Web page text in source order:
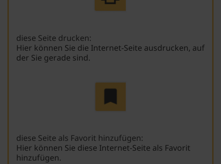
diese Seite drucken:
Hier können Sie die Internet-Seite ausdrucken, auf
der Sie gerade sind.
diese Seite als Favorit hinzufügen:
Hier können Sie diese Internet-Seite als Favorit
hinzufügen.